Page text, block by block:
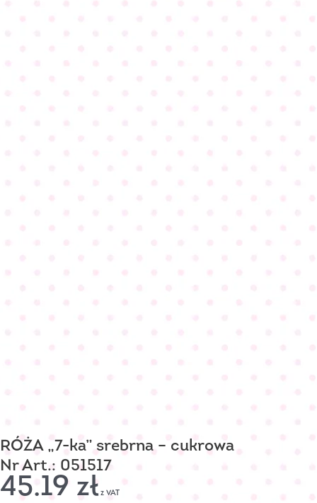
RÓŻA „7-ka” srebrna – cukrowa
Nr Art.: 051517
45.19 zł z VAT